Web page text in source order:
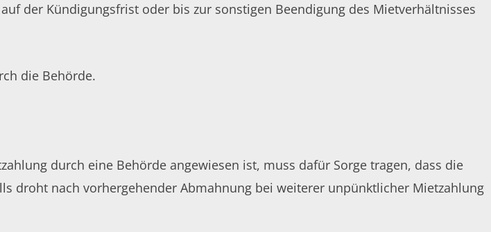
der Kündigungsfrist oder bis zur sonstigen Beendigung des Mietverhältnisses
die Behörde.
durch eine Behörde angewiesen ist, muss dafür Sorge tragen, dass die
droht nach vorhergehender Abmahnung bei weiterer unpünktlicher Mietzahlung